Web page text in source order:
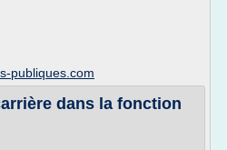
publiques.com
dans la fonction